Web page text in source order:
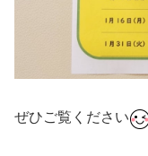
ぜひご覧ください